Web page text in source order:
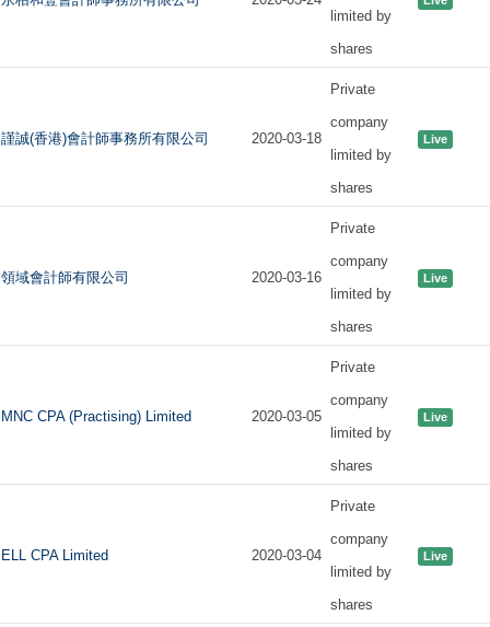
limited by
shares
謹誠(香港)會計師事務所有限公司 2020-03-18
Private
company
limited by
shares
Live
領域會計師有限公司 2020-03-16
Private
company
limited by
shares
Live
MNC CPA (Practising) Limited 2020-03-05
Private
company
limited by
shares
Live
ELL CPA Limited 2020-03-04
Private
company
limited by
shares
Live